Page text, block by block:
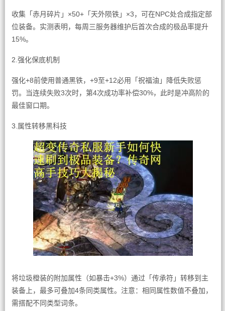
收集「赤月碎片」×50+「天外陨铁」×3，可在NPC处合成指定部
位装备。实测表明，每周三服务器维护后首次合成的极品率提升
15%。
2.强化保底机制
强化+8前使用普通黑铁，+9至+12必用「祝福油」降低失败惩
罚。当连续失败3次时，第4次成功率补偿30%，此时是冲高阶的
最佳窗口期。
3.属性转移黑科技
将垃圾橙装的附加属性（如暴击+3%）通过「传承符」转移到主
装备上，最多可叠加4条同类属性。注意：相同属性数值不叠加，
需搭配不同类型词条。